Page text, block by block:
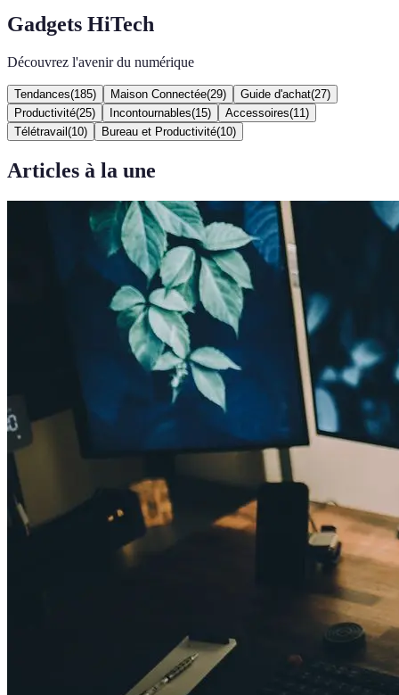
Gadgets HiTech
Découvrez l'avenir du numérique
Tendances(185) Maison Connectée(29) Guide d'achat(27)
Productivité(25) Incontournables(15) Accessoires(11 )
Télétravail (10) Bureau et Productivité(10)
Articles à la une